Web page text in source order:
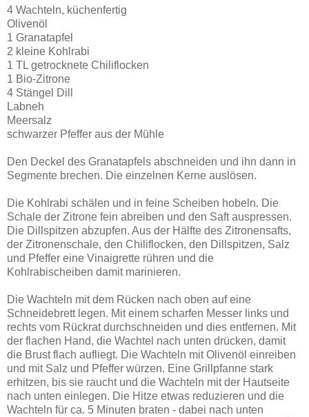
4 Wachteln, küchenfertig
Olivenöl
1 Granatapfel
2 kleine Kohlrabi
1 TL getrocknete Chiliflocken
1 Bio-Zitrone
4 Stängel Dill
Labneh
Meersalz
schwarzer Pfeffer aus der Mühle
Den Deckel des Granatapfels abschneiden und ihn dann in
Segmente brechen. Die einzelnen Kerne auslösen.
Die Kohlrabi schälen und in feine Scheiben hobeln. Die
Schale der Zitrone fein abreiben und den Saft auspressen.
Die Dillspitzen abzupfen. Aus der Hälfte des Zitronensafts,
der Zitronenschale, den Chiliflocken, den Dillspitzen, Salz
und Pfeffer eine Vinaigrette rühren und die
Kohlrabischeiben damit marinieren.
Die Wachteln mit dem Rücken nach oben auf eine
Schneidebrett legen. Mit einem scharfen Messer links und
rechts vom Rückrat durchschneiden und dies entfernen. Mit
der flachen Hand, die Wachtel nach unten drücken, damit
die Brust flach aufliegt. Die Wachteln mit Olivenöl einreiben
und mit Salz und Pfeffer würzen. Eine Grillpfanne stark
erhitzen, bis sie raucht und die Wachteln mit der Hautseite
nach unten einlegen. Die Hitze etwas reduzieren und die
Wachteln für ca. 5 Minuten braten - dabei nach unten